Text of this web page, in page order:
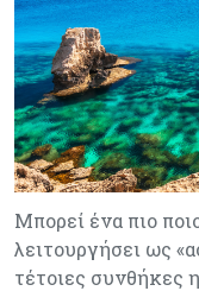
Μπορεί ένα πιο
λειτουργήσει ως
τέτοιες συνθήκες